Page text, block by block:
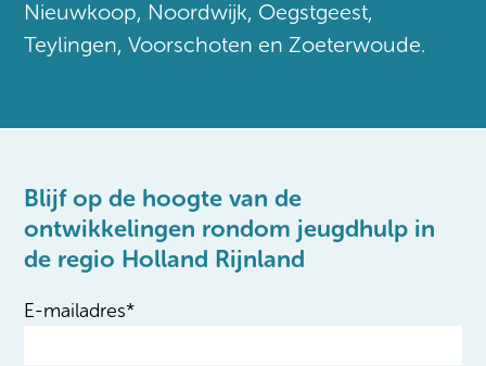
Nieuwkoop, Noordwijk, Oegstgeest,
Teylingen, Voorschoten en Zoeterwoude.
Blijf op de hoogte van de
ontwikkelingen rondom jeugdhulp in
de regio Holland Rijnland
E-mailadres*